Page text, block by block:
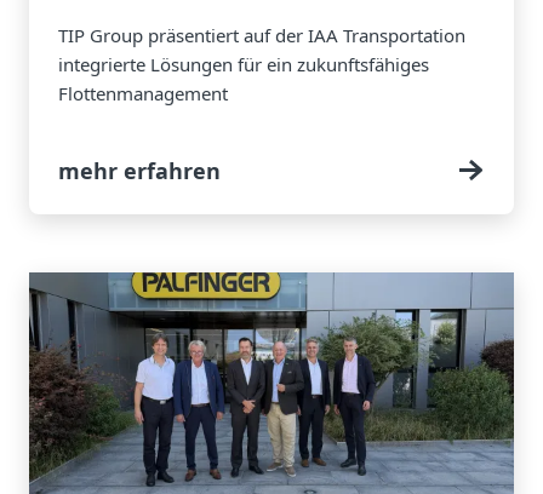
TIP Group präsentiert auf der IAA Transportation
integrierte Lösungen für ein zukunftsfähiges
Flottenmanagement
mehr erfahren